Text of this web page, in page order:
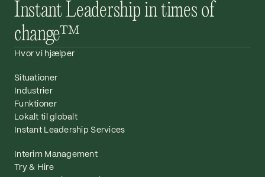
Instant Leadership in times of
change™
Hvor vi hjælper
Situationer
Industrier
Funktioner
Lokalt til globalt
Instant Leadership Services
Interim Management
Try & Hire